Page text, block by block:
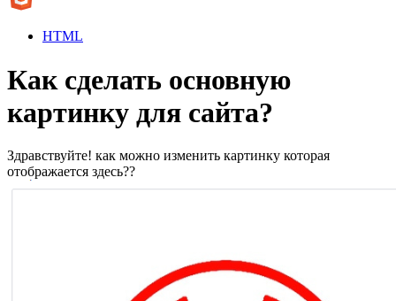
HTML
Как сделать основную
картинку для сайта?
Здравствуйте! как можно изменить картинку которая
отображается здесь??